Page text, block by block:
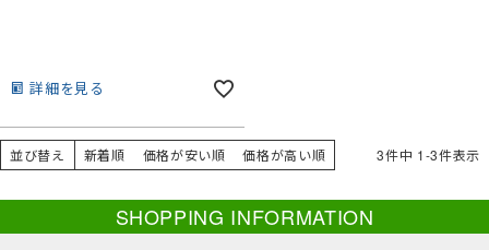
詳細を見る
並び替え 新着順 価格が安い順 価格が高い順 3件中 1-3件表示
SHOPPING INFORMATION